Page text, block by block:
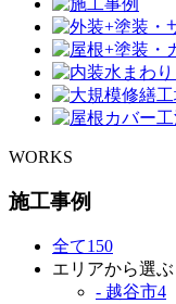
WORKS
施工事例
全て150
エリアから選ぶ
- 越谷市4